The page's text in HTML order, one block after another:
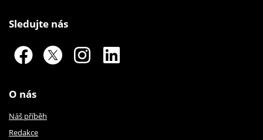
Sledujte nás
O nás
Náš příběh
Redakce